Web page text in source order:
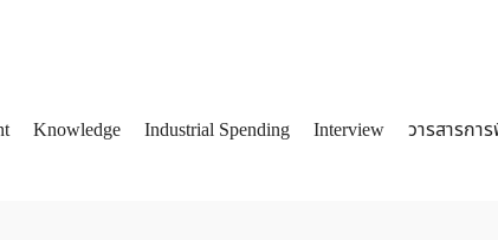
Knowledge Industrial Spending Interview วารสารกา